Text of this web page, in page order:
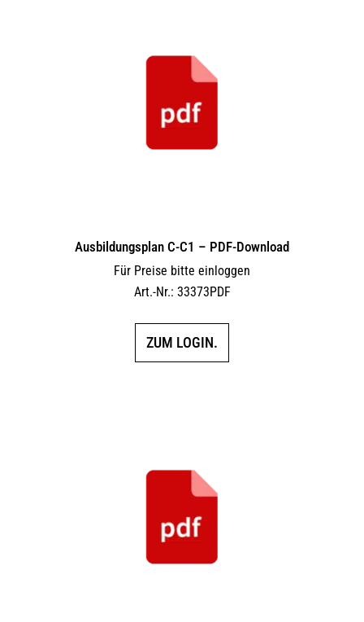
Ausbildungsplan C-C1 – PDF-Download
Für Preise bitte einloggen
Art.-Nr.: 33373PDF
ZUM LOGIN.